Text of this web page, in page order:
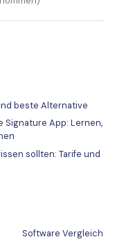
beste Alternative
App: Lernen,
sollten: Tarife und
Software Vergleich